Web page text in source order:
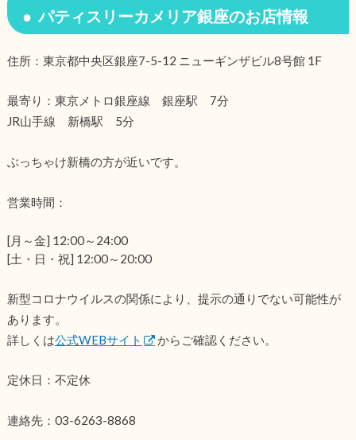
パティスリーカメリア銀座のお店情報
住所：東京都中央区銀座7-5-12 ニューギンザビル8号館 1F
最寄り：東京メトロ銀座線 銀座駅 7分
JR山手線 新橋駅 5分
ぶっちゃけ新橋の方が近いです。
営業時間：
[月～金] 12:00～24:00
[土・日・祝] 12:00～20:00
新型コロナウイルスの関係により、提示の通りでない可能性が
あります。
詳しくは公式WEBサイト からご確認ください。
定休日：不定休
連絡先：03-6263-8868